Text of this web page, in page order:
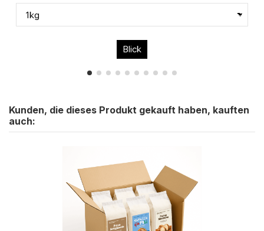
Blick
Kunden, die dieses Produkt gekauft haben, kauften
auch: